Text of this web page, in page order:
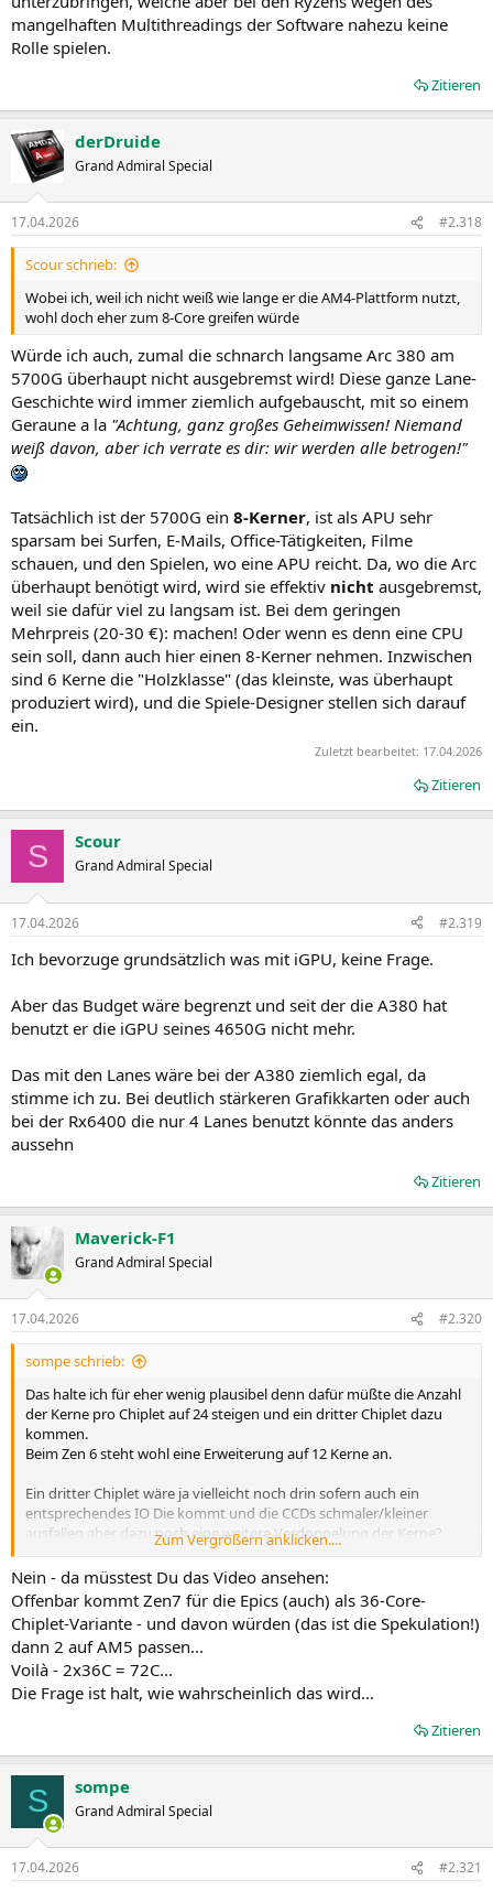
mangelhaften Multithreadings der Software nahezu keine
Rolle spielen.
Zitieren
derDruide
Grand Admiral Special
17.04.2026 #2.318
Scour schrieb:
Wobei ich, weil ich nicht weiß wie lange er die AM4-Plattform nutzt,
wohl doch eher zum 8-Core greifen würde
Würde ich auch, zumal die schnarch langsame Arc 380 am
5700G überhaupt nicht ausgebremst wird! Diese ganze Lane-
Geschichte wird immer ziemlich aufgebauscht, mit so einem
Geraune a la "Achtung, ganz großes Geheimwissen! Niemand
weiß davon, aber ich verrate es dir: wir werden alle betrogen!"
Tatsächlich ist der 5700G ein 8-Kerner, ist als APU sehr
sparsam bei Surfen, E-Mails, Office-Tätigkeiten, Filme
schauen, und den Spielen, wo eine APU reicht. Da, wo die Arc
überhaupt benötigt wird, wird sie effektiv nicht ausgebremst,
weil sie dafür viel zu langsam ist. Bei dem geringen
Mehrpreis (20-30 €): machen! Oder wenn es denn eine CPU
sein soll, dann auch hier einen 8-Kerner nehmen. Inzwischen
sind 6 Kerne die "Holzklasse" (das kleinste, was überhaupt
produziert wird), und die Spiele-Designer stellen sich darauf
ein.
Zuletzt bearbeitet: 17.04.2026
Zitieren
S Scour
Grand Admiral Special
17.04.2026 #2.319
Ich bevorzuge grundsätzlich was mit iGPU, keine Frage.
Aber das Budget wäre begrenzt und seit der die A380 hat
benutzt er die iGPU seines 4650G nicht mehr.
Das mit den Lanes wäre bei der A380 ziemlich egal, da
stimme ich zu. Bei deutlich stärkeren Grafikkarten oder auch
bei der Rx6400 die nur 4 Lanes benutzt könnte das anders
aussehn
Zitieren
Maverick-F1
Grand Admiral Special
17.04.2026 #2.320
sompe schrieb:
Das halte ich für eher wenig plausibel denn dafür müßte die Anzahl
der Kerne pro Chiplet auf 24 steigen und ein dritter Chiplet dazu
kommen.
Beim Zen 6 steht wohl eine Erweiterung auf 12 Kerne an.
Ein dritter Chiplet wäre ja vielleicht noch drin sofern auch ein
entsprechendes IO Die kommt und die CCDs schmaler/kleiner
ausfallen aber dazu noch eine weitere Verdoppelung der Kerne?
Eher weniger.
Für wahrscheinlicher halte ich das ein solcher Epyc CCDs mit der
gestutzten Variante hat um mehr Kerne darauf unterzubringen,
welche aber bei den Ryzens wegen des mangelhaften
Multithreadings der Software nahezu keine Rolle spielen.
Zum Vergrößern anklicken....
Nein - da müsstest Du das Video ansehen:
Offenbar kommt Zen7 für die Epics (auch) als 36-Core-
Chiplet-Variante - und davon würden (das ist die Spekulation!)
dann 2 auf AM5 passen...
Voilà - 2x36C = 72C...
Die Frage ist halt, wie wahrscheinlich das wird...
Zitieren
S sompe
Grand Admiral Special
17.04.2026 #2.321